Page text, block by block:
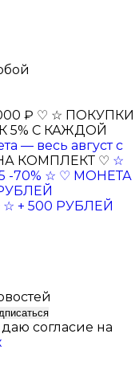
₽ ♡ ☆ ПОКУПКИ
5% С КАЖДОЙ
— весь август с
КОМПЛЕКТ ♡ ☆
70% ☆ ♡ МОНЕТА
☆ + 500 РУБЛЕЙ
согласие на